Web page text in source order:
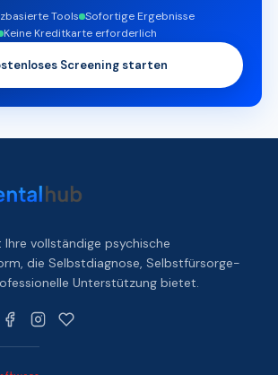
Tools Sofortige Ergebnisse
Keine Kreditkarte erforderlich
Screening starten
Ihre vollständige psychische
die Selbstdiagnose, Selbstfürsorge-
Unterstützung bietet.